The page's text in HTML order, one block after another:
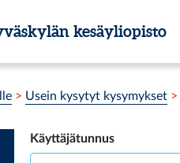
kesäyliopisto
> Usein kysytyt kysymykset >
Käyttäjätunnus